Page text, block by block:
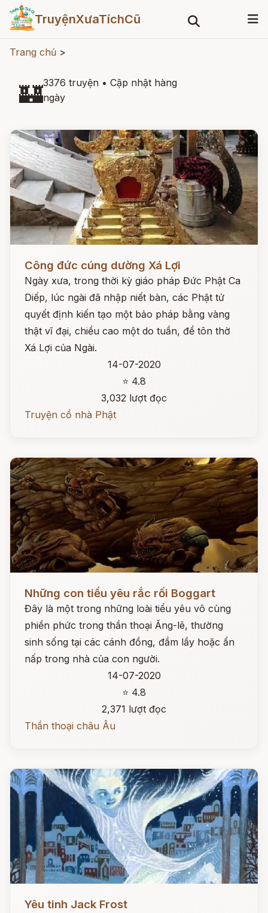
TruyệnXưaTíchCũ
Trang chủ >
🏰3376 truyện • Cập nhật hàng
ngày
Công đức cúng dường Xá Lợi
Ngày xưa, trong thời kỳ giáo pháp Đức Phật Ca
Diếp, lúc ngài đã nhập niết bàn, các Phật tử
quyết định kiến tạo một bảo pháp bằng vàng
thật vĩ đại, chiều cao một do tuần, để tôn thờ
Xá Lợi của Ngài.
14-07-2020
⭐ 4.8
3,032 lượt đọc
Truyện cổ nhà Phật
Những con tiểu yêu rắc rối Boggart
Đây là một trong những loài tiểu yêu vô cùng
phiền phức trong thần thoại Ăng-lê, thường
sinh sống tại các cánh đồng, đầm lầy hoặc ẩn
nấp trong nhà của con người.
14-07-2020
⭐ 4.8
2,371 lượt đọc
Thần thoại châu Âu
Yêu tinh Jack Frost